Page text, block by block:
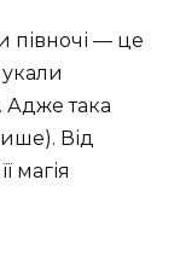
півночі — це
Адже така
Від
магія